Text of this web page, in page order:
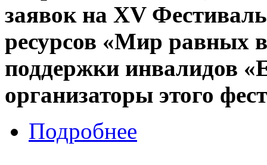
заявок на XV
ресурсов «Мир равных
поддержки инвалидов
организаторы этого
Подробнее